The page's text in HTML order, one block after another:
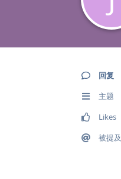
回复
主题
Likes
被提及